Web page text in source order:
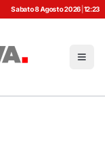
Sabato 8 Agosto 2026 12:23